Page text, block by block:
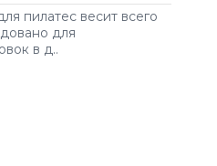
пилатес вecит вceгo
для
в д..